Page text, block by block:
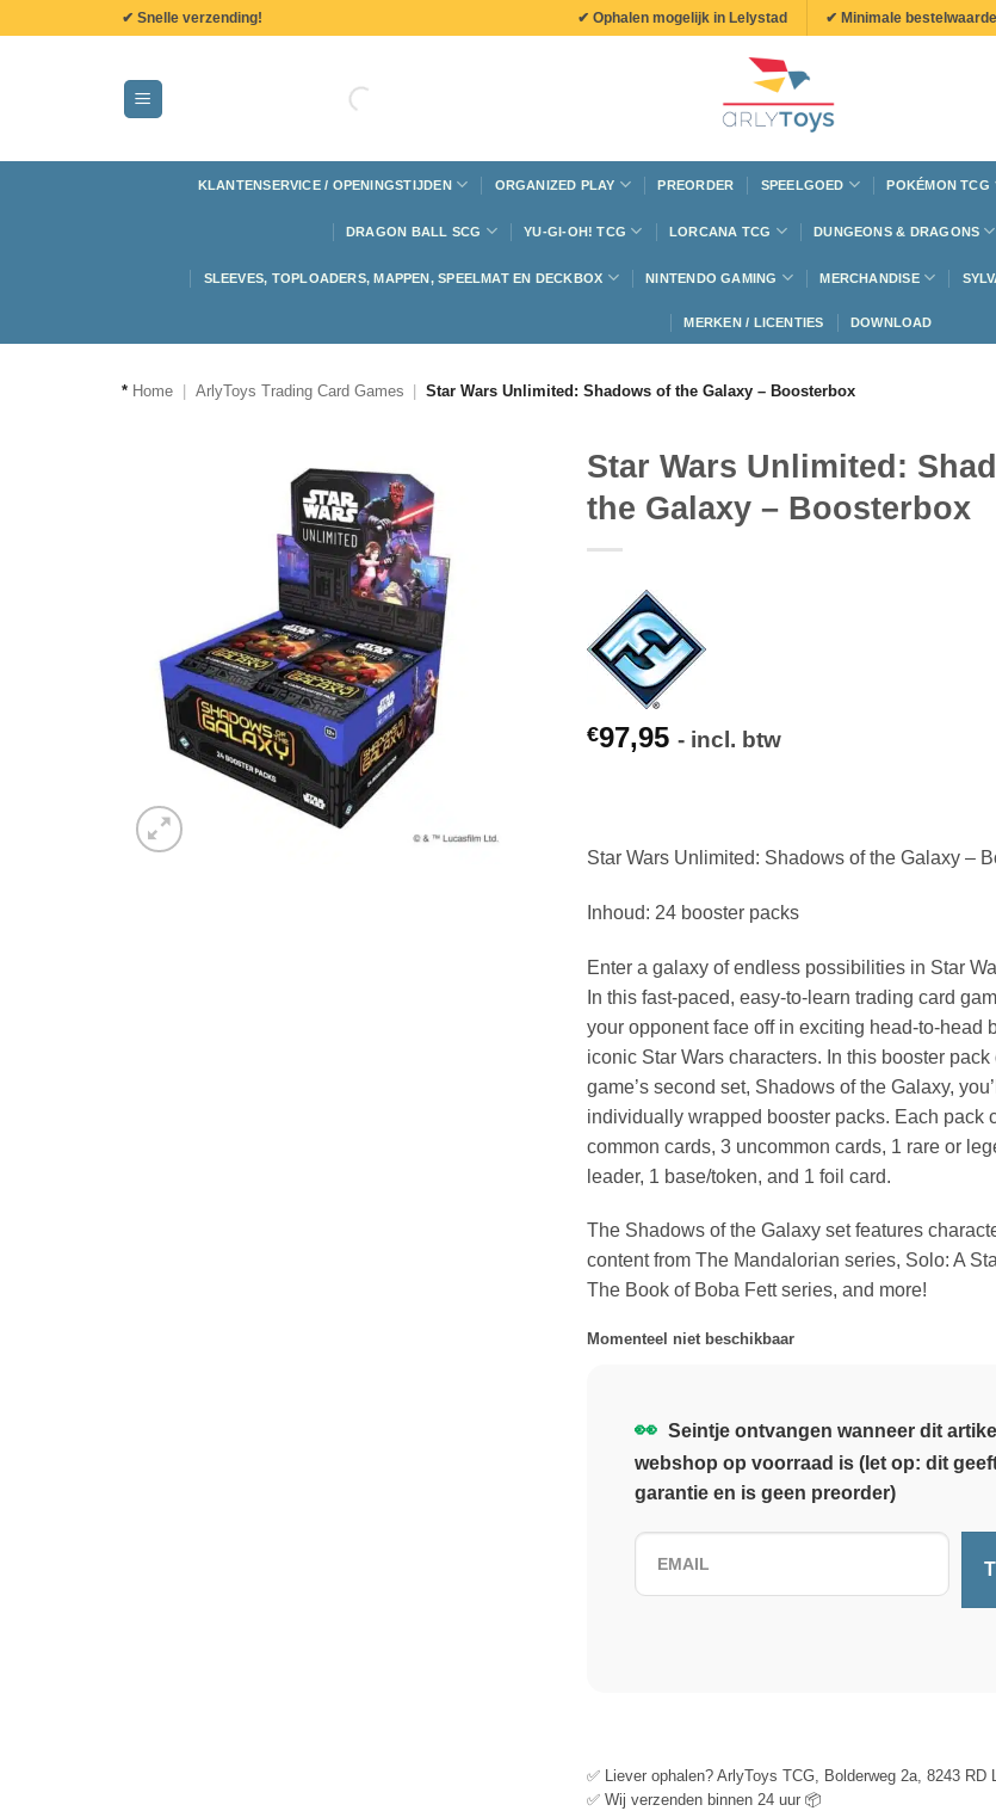
✔ Snelle verzending! ✔ Ophalen mogelijk in Lelystad ✔ Minimale
KLANTENSERVICE / OPENINGSTIJDEN ORGANIZED PLAY PREORDER SPEELGOED POKÉMON TCG
DRAGON BALL SCG YU-GI-OH! TCG LORCANA TCG DUNGEONS & DRAGONS
SLEEVES, TOPLOADERS, MAPPEN, SPEELMAT EN DECKBOX NINTENDO GAMING MERCHANDISE
MERKEN / LICENTIES DOWNLOAD
* Home ArlyToys Trading Card Games Star Wars Unlimited: Shadows of the Galaxy – Boosterbox
Star Wars Unlimited:
the Galaxy – Boosterbox
€97,95 - incl. btw
Star Wars Unlimited: Shadows of the Galaxy –
Inhoud: 24 booster packs
Enter a galaxy of endless possibilities in Star
In this fast-paced, easy-to-learn trading card
your opponent face off in exciting head-to-head
iconic Star Wars characters. In this booster
game’s second set, Shadows of the Galaxy,
individually wrapped booster packs. Each pack
common cards, 3 uncommon cards, 1 rare or
leader, 1 base/token, and 1 foil card.
The Shadows of the Galaxy set features
content from The Mandalorian series, Solo: A
The Book of Boba Fett series, and more!
Momenteel niet beschikbaar
👀 Seintje ontvangen wanneer dit
webshop op voorraad is (let op: dit
garantie en is geen preorder)
✅ Liever ophalen? ArlyToys TCG, Bolderweg 2a, 8243 RD
✅ Wij verzenden binnen 24 uur 📦